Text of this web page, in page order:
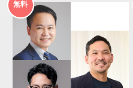
度
無料